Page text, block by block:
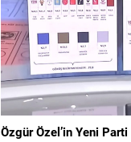
çıktısı, üç ülkenin imza
Savunma Anlaşması
güvenlik yaklaşımıyla
Özgür Özel’in Yeni